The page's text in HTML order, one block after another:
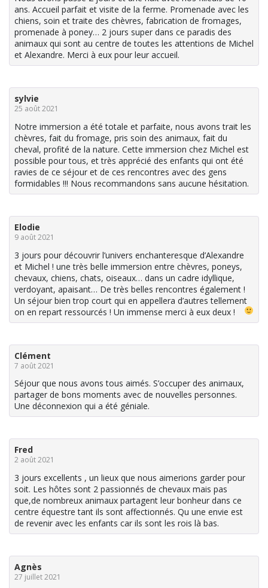
ans. Accueil parfait et visite de la ferme. Promenade avec les
chiens, soin et traite des chèvres, fabrication de fromages,
promenade à poney… 2 jours super dans ce paradis des
animaux qui sont au centre de toutes les attentions de Michel
et Alexandre. Merci à eux pour leur accueil.
sylvie
25 août 2021
Notre immersion a été totale et parfaite, nous avons trait les
chèvres, fait du fromage, pris soin des animaux, fait du
cheval, profité de la nature. Cette immersion chez Michel est
possible pour tous, et très apprécié des enfants qui ont été
ravies de ce séjour et de ces rencontres avec des gens
formidables !!! Nous recommandons sans aucune hésitation.
Elodie
9 août 2021
3 jours pour découvrir l’univers enchanteresque d’Alexandre
et Michel ! une très belle immersion entre chèvres, poneys,
chevaux, chiens, chats, oiseaux… dans un cadre idyllique,
verdoyant, apaisant… De très belles rencontres également !
Un séjour bien trop court qui en appellera d’autres tellement
on en repart ressourcés ! Un immense merci à eux deux !
Clément
7 août 2021
Séjour que nous avons tous aimés. S’occuper des animaux,
partager de bons moments avec de nouvelles personnes.
Une déconnexion qui a été géniale.
Fred
2 août 2021
3 jours excellents , un lieux que nous aimerions garder pour
soit. Les hôtes sont 2 passionnés de chevaux mais pas
que,de nombreux animaux partagent leur bonheur dans ce
centre équestre tant ils sont affectionnés. Qu une envie est
de revenir avec les enfants car ils sont les rois là bas.
Agnès
27 juillet 2021